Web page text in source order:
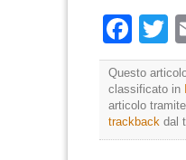
Questo
classificato in
articolo
trackback dal